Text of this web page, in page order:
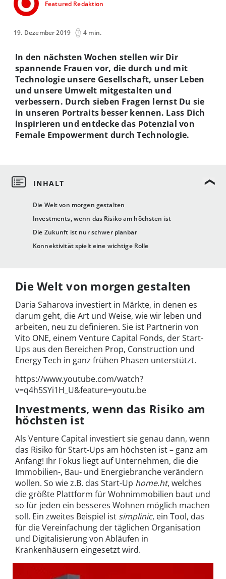
Featured Redaktion
19. Dezember 2019 4 min.
Die Welt von morgen gestalten
Investments, wenn das Risiko am höchsten ist
Die Zukunft ist nur schwer planbar
Konnektivität spielt eine wichtige Rolle
In den nächsten Wochen stellen wir Dir
spannende Frauen vor, die durch und mit
Technologie unsere Gesellschaft, unser Leben
und unsere Umwelt mitgestalten und
verbessern. Durch sieben Fragen lernst Du sie
in unseren Portraits besser kennen. Lass Dich
inspirieren und entdecke das Potenzial von
Female Empowerment durch Technologie.
Die Welt von morgen gestalten
Daria Saharova investiert in Märkte, in denen es
darum geht, die Art und Weise, wie wir leben und
arbeiten, neu zu definieren. Sie ist Partnerin von
Vito ONE, einem Venture Capital Fonds, der Start-
Ups aus den Bereichen Prop, Construction und
Energy Tech in ganz frühen Phasen unterstützt.
https://www.youtube.com/watch?
v=q4h5SYi1H_U&feature=youtu.be
Investments, wenn das Risiko am
höchsten ist
Als Venture Capital investiert sie genau dann, wenn
das Risiko für Start-Ups am höchsten ist – ganz am
Anfang! Ihr Fokus liegt auf Unternehmen, die die
Immobilien-, Bau- und Energiebranche verändern
wollen. So wie z.B. das Start-Up home.ht, welches
die größte Plattform für Wohnimmobilien baut und
so für jeden ein besseres Wohnen möglich machen
soll. Ein zweites Beispiel ist simplinic, ein Tool, das
für die Vereinfachung der täglichen Organisation
und Digitalisierung von Abläufen in
Krankenhäusern eingesetzt wird.